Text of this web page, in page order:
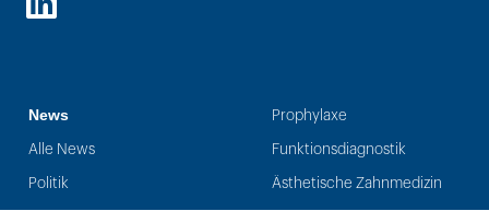
LinkedIn
News
Alle News
Politik
Prophylaxe
Funktionsdiagnostik
Ästhetische Zahnmedizin